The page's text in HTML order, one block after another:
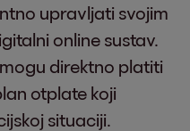
upravljati svojim
online sustav.
direktno platiti
otplate koji
situaciji.